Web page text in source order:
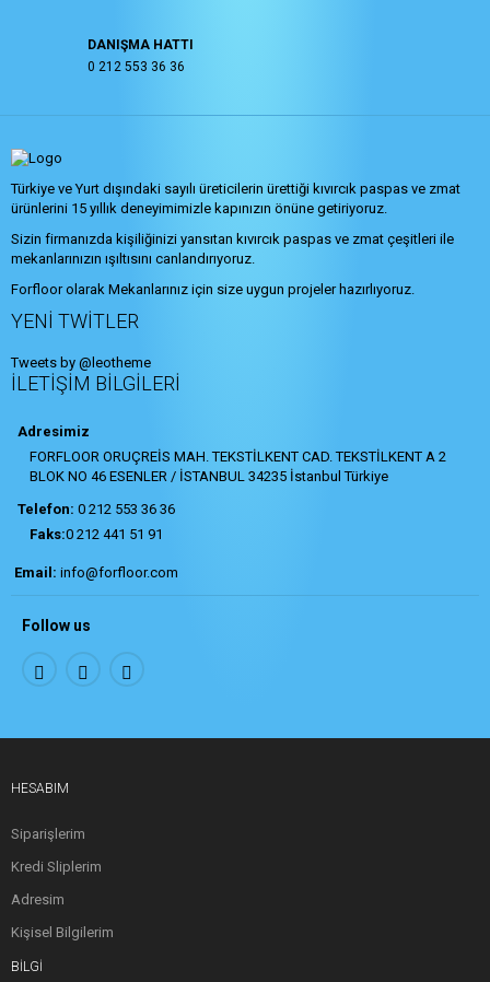
DANIŞMA HATTI
0 212 553 36 36
Türkiye ve Yurt dışındaki sayılı üreticilerin ürettiği kıvırcık paspas ve zmat
ürünlerini 15 yıllık deneyimimizle kapınızın önüne getiriyoruz.
Sizin firmanızda kişiliğinizi yansıtan kıvırcık paspas ve zmat çeşitleri ile
mekanlarınızın ışıltısını canlandırıyoruz.
Forfloor olarak Mekanlarınız için size uygun projeler hazırlıyoruz.
YENI TWITLER
Tweets by @leotheme
İLETIŞIM BILGILERI
Adresimiz
FORFLOOR ORUÇREİS MAH. TEKSTİLKENT CAD. TEKSTİLKENT A 2
BLOK NO 46 ESENLER / İSTANBUL 34235 İstanbul Türkiye
Telefon: 0 212 553 36 36
Faks:0 212 441 51 91
Email: info@forfloor.com
Follow us
HESABIM
Siparişlerim
Kredi Sliplerim
Adresim
Kişisel Bilgilerim
BILGI